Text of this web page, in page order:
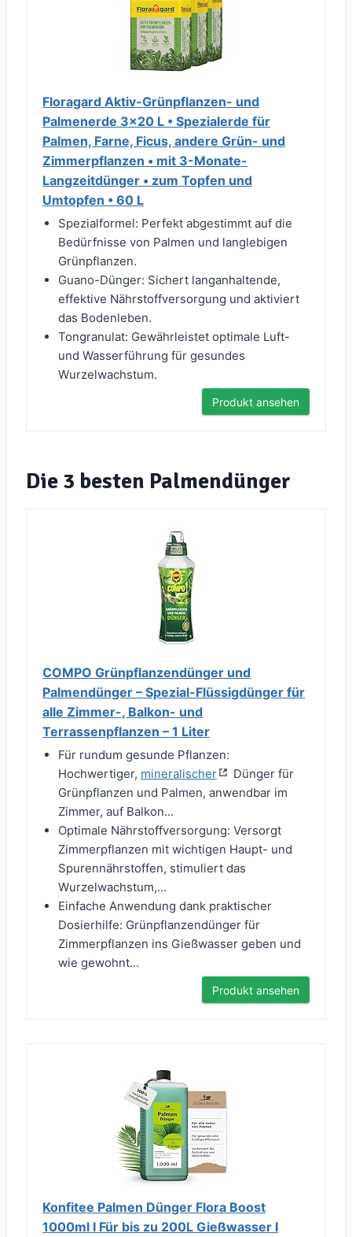
Floragard Aktiv-Grünpflanzen- und
Palmenerde 3x20 L • Spezialerde für
Palmen, Farne, Ficus, andere Grün- und
Zimmerpflanzen • mit 3-Monate-
Langzeitdünger • zum Topfen und
Umtopfen • 60 L
Spezialformel: Perfekt abgestimmt auf die
Bedürfnisse von Palmen und langlebigen
Grünpflanzen.
Guano-Dünger: Sichert langanhaltende,
effektive Nährstoffversorgung und aktiviert
das Bodenleben.
Tongranulat: Gewährleistet optimale Luft-
und Wasserführung für gesundes
Wurzelwachstum.
Produkt ansehen
Die 3 besten Palmendünger
COMPO Grünpflanzendünger und
Palmendünger – Spezial-Flüssigdünger für
alle Zimmer-, Balkon- und
Terrassenpflanzen – 1 Liter
Für rundum gesunde Pflanzen:
Hochwertiger, mineralischer
Dünger für
Grünpflanzen und Palmen, anwendbar im
Zimmer, auf Balkon...
Optimale Nährstoffversorgung: Versorgt
Zimmerpflanzen mit wichtigen Haupt- und
Spurennährstoffen, stimuliert das
Wurzelwachstum,...
Einfache Anwendung dank praktischer
Dosierhilfe: Grünpflanzendünger für
Zimmerpflanzen ins Gießwasser geben und
wie gewohnt...
Produkt ansehen
Konfitee Palmen Dünger Flora Boost
1000ml I Für bis zu 200L Gießwasser I